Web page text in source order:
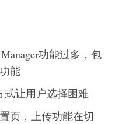
功能过多，包
能
式让用户选择困难
页，上传功能在切